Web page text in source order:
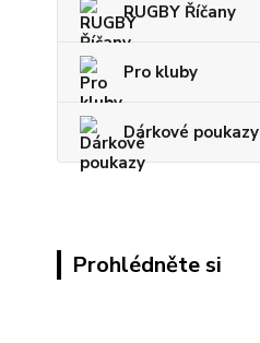
RUGBY Říčany
Pro kluby
Dárkové poukazy
Prohlédněte si